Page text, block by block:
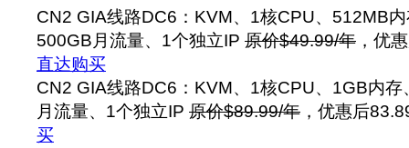
CN2 GIA线路DC6：KVM、1核CPU、512MB
500GB月流量、1个独立IP 原价$49.99/年 ，优
直达购买
CN2 GIA线路DC6：KVM、1核CPU、1GB内
月流量、1个独立IP 原价$89.99/年 ，优惠后
买